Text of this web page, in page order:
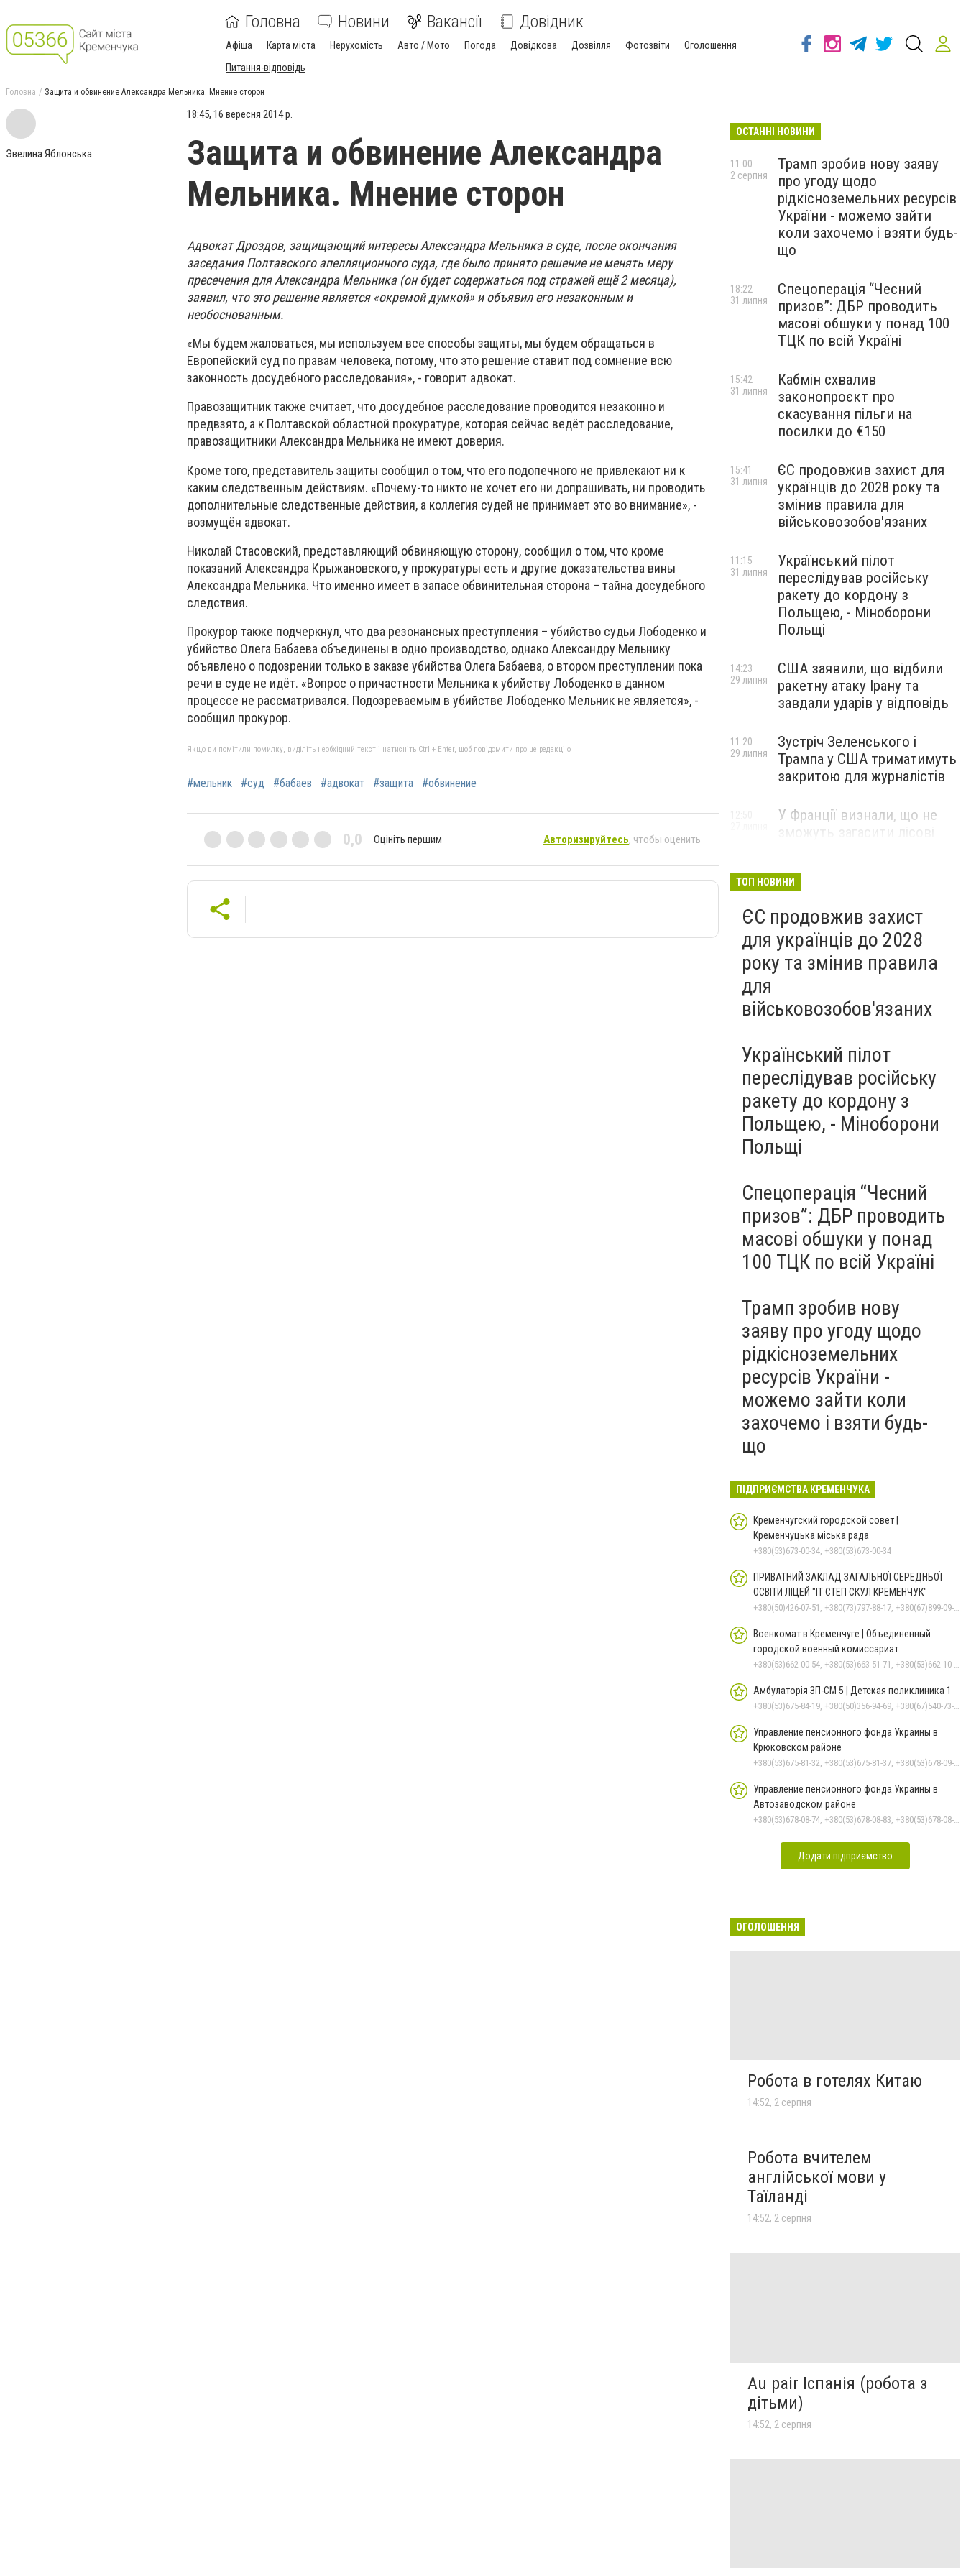
Головна Новини Вакансії Довідник
Афіша Карта міста Нерухомість Авто / Мото Погода Довідкова Дозвілля Фотозвіти
Оголошення
Питання-відповідь
Головна Защита и обвинение Александра Мельника. Мнение сторон
Эвелина Яблонська
18:45, 16 вересня 2014 р.
Защита и обвинение Александра
Мельника. Мнение сторон
Адвокат Дроздов, защищающий интересы Александра Мельника в суде, после окончания
заседания Полтавского апелляционного суда, где было принято решение не менять меру
пресечения для Александра Мельника (он будет содержаться под стражей ещё 2 месяца),
заявил, что это решение является «окремой думкой» и объявил его незаконным и
необоснованным.
«Мы будем жаловаться, мы используем все способы защиты, мы будем обращаться в
Европейский суд по правам человека, потому, что это решение ставит под сомнение всю
законность досудебного расследования», - говорит адвокат.
Правозащитник также считает, что досудебное расследование проводится незаконно и
предвзято, а к Полтавской областной прокуратуре, которая сейчас ведёт расследование,
правозащитники Александра Мельника не имеют доверия.
Кроме того, представитель защиты сообщил о том, что его подопечного не привлекают ни к
каким следственным действиям. «Почему-то никто не хочет его ни допрашивать, ни проводить
дополнительные следственные действия, а коллегия судей не принимает это во внимание», -
возмущён адвокат.
Николай Стасовский, представляющий обвиняющую сторону, сообщил о том, что кроме
показаний Александра Крыжановского, у прокуратуры есть и другие доказательства вины
Александра Мельника. Что именно имеет в запасе обвинительная сторона – тайна досудебного
следствия.
Прокурор также подчеркнул, что два резонансных преступления – убийство судьи Лободенко и
убийство Олега Бабаева объединены в одно производство, однако Александру Мельнику
объявлено о подозрении только в заказе убийства Олега Бабаева, о втором преступлении пока
речи в суде не идёт. «Вопрос о причастности Мельника к убийству Лободенко в данном
процессе не рассматривался. Подозреваемым в убийстве Лободенко Мельник не является», -
сообщил прокурор.
Якщо ви помітили помилку, виділіть необхідний текст і натисніть Ctrl + Enter, щоб повідомити про це редакцію
#мельник #суд #бабаев #адвокат #защита #обвинение
0,0 Оцініть першим Авторизируйтесь, чтобы оценить
ОСТАННІ НОВИНИ
Трамп зробив нову заяву
про угоду щодо
рідкісноземельних ресурсів
України - можемо зайти
коли захочемо і взяти будь-
що
11:00
2 серпня
Спецоперація “Чесний
призов”: ДБР проводить
масові обшуки у понад 100
ТЦК по всій Україні
18:22
31 липня
Кабмін схвалив
законопроєкт про
скасування пільги на
посилки до €150
15:42
31 липня
ЄС продовжив захист для
українців до 2028 року та
змінив правила для
військовозобов'язаних
15:41
31 липня
Український пілот
переслідував російську
ракету до кордону з
Польщею, - Міноборони
Польщі
11:15
31 липня
США заявили, що відбили
ракетну атаку Ірану та
завдали ударів у відповідь
14:23
29 липня
Зустріч Зеленського і
Трампа у США триматимуть
закритою для журналістів
11:20
29 липня
У Франції визнали, що не
ТОП НОВИНИ
ЄС продовжив захист
для українців до 2028
року та змінив правила
для
військовозобов'язаних
Український пілот
переслідував російську
ракету до кордону з
Польщею, - Міноборони
Польщі
Спецоперація “Чесний
призов”: ДБР проводить
масові обшуки у понад
100 ТЦК по всій Україні
Трамп зробив нову
заяву про угоду щодо
рідкісноземельних
ресурсів України -
можемо зайти коли
захочемо і взяти будь-
що
ПІДПРИЄМСТВА КРЕМЕНЧУКА
Кременчугский городской совет |
Кременчуцька міська рада
+380(53)673-00-34, +380(53)673-00-34
ПРИВАТНИЙ ЗАКЛАД ЗАГАЛЬНОЇ СЕРЕДНЬОЇ
ОСВІТИ ЛІЦЕЙ "ІТ СТЕП СКУЛ КРЕМЕНЧУК"
+380(50)426-07-51, +380(73)797-88-17, +380(67)899-09-16
Военкомат в Кременчуге | Объединенный
городской военный комиссариат
+380(53)662-00-54, +380(53)663-51-71, +380(53)662-10-35
Амбулаторія ЗП-СМ 5 | Детская поликлиника 1
+380(53)675-84-19, +380(50)356-94-69, +380(67)540-73-87
Управление пенсионного фонда Украины в
Крюковском районе
+380(53)675-81-32, +380(53)675-81-37, +380(53)678-09-01, +380(53)675-81-40, +380(53)675-81-33, +380(53)675-81-38, +380(53)675-81-31, +380(53)678-08-87
Управление пенсионного фонда Украины в
Автозаводском районе
+380(53)678-08-74, +380(53)678-08-83, +380(53)678-08-41, +380(53)678-08-86, +380(53)678-09-05
Додати підприємство
ОГОЛОШЕННЯ
Робота в готелях Китаю
14:52, 2 серпня
Робота вчителем
англійської мови у
Таїланді
14:52, 2 серпня
Au pair Іспанія (робота з
дітьми)
14:52, 2 серпня